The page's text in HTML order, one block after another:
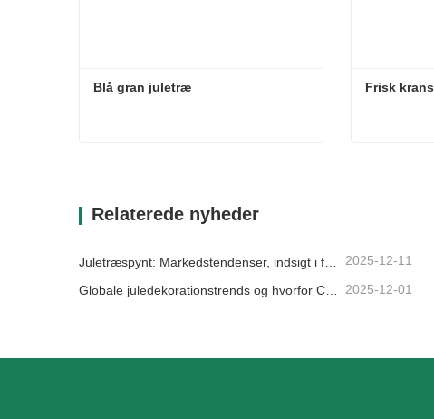
Blå gran juletræ Frisk krans
Relaterede nyheder
2025-12-11
2025-12-01